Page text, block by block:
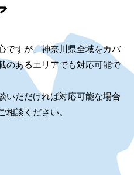
ですが、神奈川県全域をカバ
のあるエリアでも対応可能で
いただければ対応可能な場合
相談ください。